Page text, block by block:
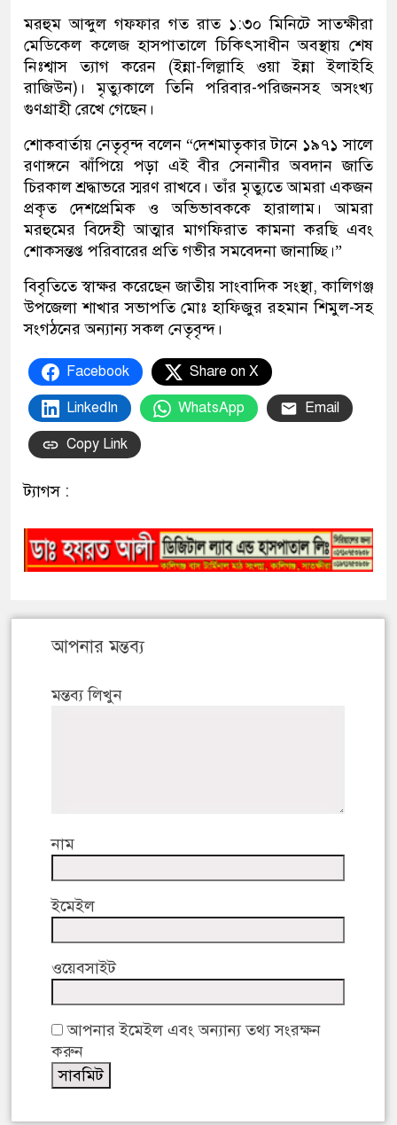
মরহুম আব্দুল গফফার গত রাত ১:৩০ মিনিটে সাতক্ষীরা
মেডিকেল কলেজ হাসপাতালে চিকিৎসাধীন অবস্থায় শেষ
নিঃশ্বাস ত্যাগ করেন (ইন্না-লিল্লাহি ওয়া ইন্না ইলাইহি
রাজিউন)। মৃত্যুকালে তিনি পরিবার-পরিজনসহ অসংখ্য
গুণগ্রাহী রেখে গেছেন।
শোকবার্তায় নেতৃবৃন্দ বলেন “দেশমাতৃকার টানে ১৯৭১ সালে
রণাঙ্গনে ঝাঁপিয়ে পড়া এই বীর সেনানীর অবদান জাতি
চিরকাল শ্রদ্ধাভরে স্মরণ রাখবে। তাঁর মৃত্যুতে আমরা একজন
প্রকৃত দেশপ্রেমিক ও অভিভাবককে হারালাম। আমরা
মরহুমের বিদেহী আত্মার মাগফিরাত কামনা করছি এবং
শোকসন্তপ্ত পরিবারের প্রতি গভীর সমবেদনা জানাচ্ছি।”
বিবৃতিতে স্বাক্ষর করেছেন জাতীয় সাংবাদিক সংস্থা, কালিগঞ্জ
উপজেলা শাখার সভাপতি মোঃ হাফিজুর রহমান শিমুল-সহ
সংগঠনের অন্যান্য সকল নেতৃবৃন্দ।
Facebook Share on X
LinkedIn WhatsApp Email
Copy Link
ট্যাগস :
আপনার মন্তব্য
মন্তব্য লিখুন
নাম
ইমেইল
ওয়েবসাইট
আপনার ইমেইল এবং অন্যান্য তথ্য সংরক্ষন
করুন